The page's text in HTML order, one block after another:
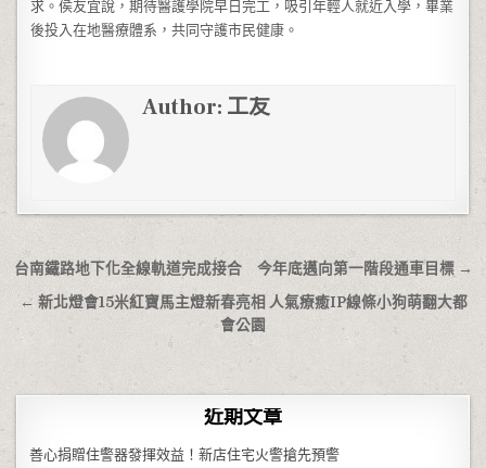
求。侯友宜說，期待醫護學院早日完工，吸引年輕人就近入學，畢業
後投入在地醫療體系，共同守護市民健康。
Author: 工友
文章導覽
台南鐵路地下化全線軌道完成接合 今年底邁向第一階段通車目標 →
← 新北燈會15米紅寶馬主燈新春亮相 人氣療癒IP線條小狗萌翻大都
會公園
近期文章
善心捐贈住警器發揮效益！新店住宅火警搶先預警